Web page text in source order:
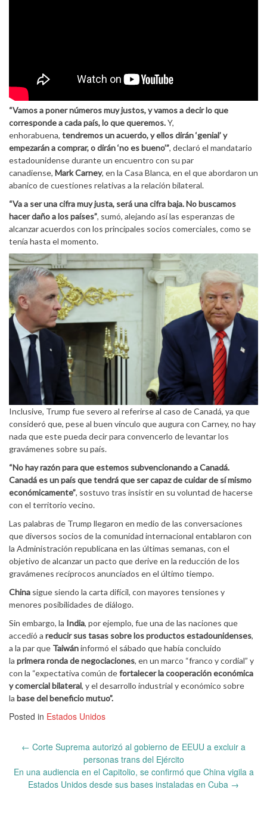
“Vamos a poner números muy justos, y vamos a decir lo que
corresponde a cada país, lo que queremos.Y,
enhorabuena, tendremos un acuerdo, y ellos dirán ‘genial’ y
empezarán a comprar, o dirán ‘no es bueno’”, declaró el mandatario
estadounidense durante un encuentro con su par
canadiense, Mark Carney, en la Casa Blanca, en el que abordaron un
abanico de cuestiones relativas a la relación bilateral.
“Va a ser una cifra muy justa, será una cifra baja. No buscamos
hacer daño a los países”, sumó, alejando así las esperanzas de
alcanzar acuerdos con los principales socios comerciales, como se
tenía hasta el momento.
Inclusive, Trump fue severo al referirse al caso de Canadá, ya que
consideró que, pese al buen vínculo que augura con Carney, no hay
nada que este pueda decir para convencerlo de levantar los
gravámenes sobre su país.
“No hay razón para que estemos subvencionando a Canadá.
Canadá es un país que tendrá que ser capaz de cuidar de sí mismo
económicamente”, sostuvo tras insistir en su voluntad de hacerse
con el territorio vecino.
Las palabras de Trump llegaron en medio de las conversaciones
que diversos socios de la comunidad internacional entablaron con
la Administración republicana en las últimas semanas, con el
objetivo de alcanzar un pacto que derive en la reducción de los
gravámenes recíprocos anunciados en el último tiempo.
China sigue siendo la carta difícil, con mayores tensiones y
menores posibilidades de diálogo.
Sin embargo, la India, por ejemplo, fue una de las naciones que
accedió a reducir sus tasas sobre los productos estadounidenses,
a la par que Taiwáninformó el sábado que había concluido
la primera ronda de negociaciones, en un marco “franco y cordial” y
con la “expectativa común defortalecer la cooperación económica
y comercial bilateral, y el desarrollo industrial y económico sobre
la base del beneficio mutuo”.
Posted in Estados Unidos
Post
← Corte Suprema autorizó al gobierno de EEUU a excluir a
personas trans del Ejército
En una audiencia en el Capitolio, se confirmó que China vigila a
Estados Unidos desde sus bases instaladas en Cuba →